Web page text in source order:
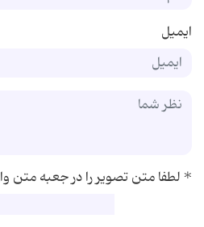
ایمیل
*لطفا متن تصویر را در جعبه متن